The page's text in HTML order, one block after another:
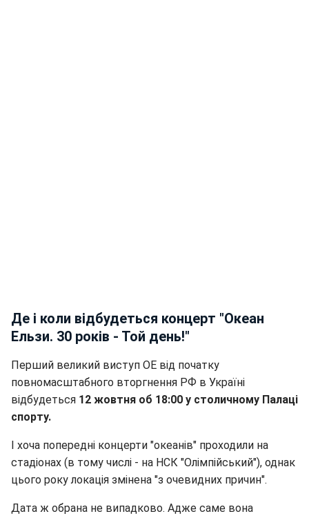
Де і коли відбудеться концерт "Океан
Ельзи. 30 років - Той день!"
Перший великий виступ ОЕ від початку
повномасштабного вторгнення РФ в Україні
відбудеться 12 жовтня об 18:00 у столичному Палаці
спорту.
І хоча попередні концерти "океанів" проходили на
стадіонах (в тому числі - на НСК "Олімпійський"), однак
цього року локація змінена "з очевидних причин".
Дата ж обрана не випадково. Адже саме вона